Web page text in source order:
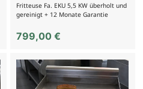
Fritteuse Fa. EKU 5,5 KW überholt und
gereinigt + 12 Monate Garantie
799,00€